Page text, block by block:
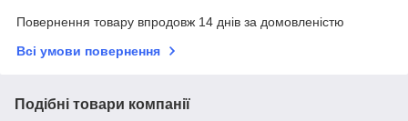
Повернення товару впродовж 14 днів за домовленістю
Всі умови повернення
Подібні товари компанії